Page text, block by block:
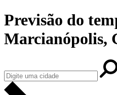
Previsão do
Marcianópolis,